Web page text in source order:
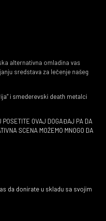
alternativna omladina vas
sredstava za lečenje našeg
i smederevski death metalci
POSETITE OVAJ DOGAĐAJ PA DA
SCENA MOŽEMO MNOGO DA
da donirate u skladu sa svojim